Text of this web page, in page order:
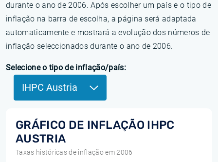
durante o ano de 2006. Após escolher um país e o tipo de
inflação na barra de escolha, a página será adaptada
automaticamente e mostrará a evolução dos números de
inflação seleccionados durante o ano de 2006.
Selecione o tipo de inflação/país:
IHPC Austria
GRÁFICO DE INFLAÇÃO IHPC
AUSTRIA
Taxas históricas de inflação em 2006